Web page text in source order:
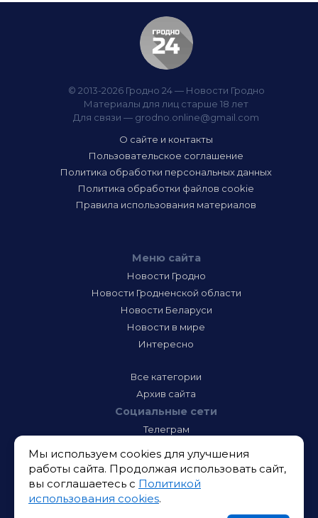
© 2013-2026 Гродно 24 — Новости Гродно
Материалы для лиц старше 18 лет
Для связи — grodno.online@gmail.com
О сайте и контакты
Пользовательское соглашение
Политика обработки персональных данных
Политика обработки файлов cookie
Правила использования материалов
Меню сайта
Новости Гродно
Новости Гродненской области
Новости Беларуси
Новости в мире
Интересно
Все категории
Архив сайта
Социальные сети
Телеграм
Инстаграм
Тик-Ток
Одноклассники
ВК
Мы используем cookies для улучшения
работы сайта. Продолжая использовать сайт,
вы соглашаетесь с Политикой
использования cookies.